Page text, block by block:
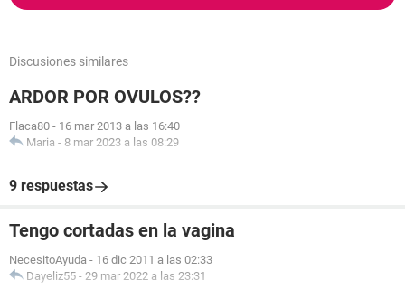
Discusiones similares
ARDOR POR OVULOS??
Flaca80 - 16 mar 2013 a las 16:40
Maria - 8 mar 2023 a las 08:29
9 respuestas
Tengo cortadas en la vagina
NecesitoAyuda - 16 dic 2011 a las 02:33
Dayeliz55 - 29 mar 2022 a las 23:31